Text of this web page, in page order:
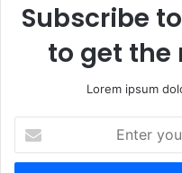
Subscribe
to get the
Lorem ipsum
your
Email